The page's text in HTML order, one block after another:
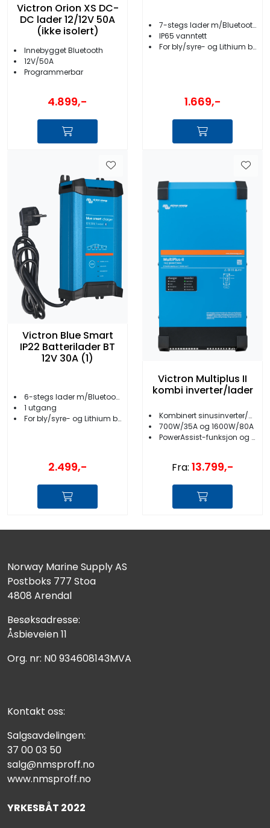
Victron Orion XS DC-
DC lader 12/12V 50A
(ikke isolert)
Innebygget Bluetooth
12V/50A
Programmerbar
4.899,-
7-stegs lader m/Bluetooth
IP65 vanntett
For bly/syre- og Lithium batterier
1.669,-
Victron Blue Smart
IP22 Batterilader BT
12V 30A (1)
6-stegs lader m/Bluetooth
1 utgang
For bly/syre- og Lithium batterier
2.499,-
Victron Multiplus II
kombi inverter/lader
Kombinert sinusinverter/batterilader
700W/35A og 1600W/80A
PowerAssist-funksjon og anti-islanding
Fra: 13.799,-
Norway Marine Supply AS
Postboks 777 Stoa
4808 Arendal
Besøksadresse:
Åsbieveien 11
Org. nr: N0 934608143MVA
Kontakt oss:
Salgsavdelingen:
37 00 03 50
salg@nmsproff.no
www.nmsproff.no
YRKESBÅT 2022